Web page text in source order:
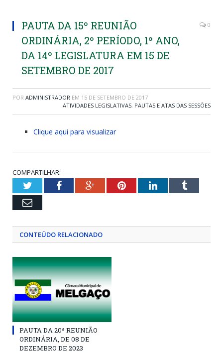
PAUTA DA 15º REUNIÃO
ORDINÁRIA, 2º PERÍODO, 1º ANO,
DA 14º LEGISLATURA EM 15 DE
SETEMBRO DE 2017
0
POR ADMINISTRADOR EM 15 DE SETEMBRO DE 2017
ATIVIDADES LEGISLATIVAS, PAUTAS E ATAS DAS SESSÕES
Clique aqui para visualizar
COMPARTILHAR:
TwitterFacebookGoogle+PinterestLinkedInTumblr
Email
CONTEÚDO RELACIONADO
PAUTA DA 20ª REUNIÃO
ORDINÁRIA, DE 08 DE
DEZEMBRO DE 2023